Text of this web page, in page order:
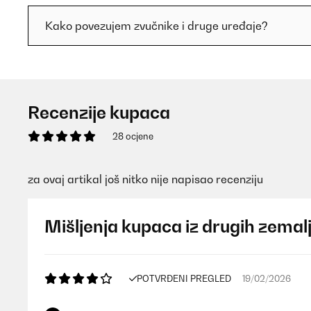
Kako povezujem zvučnike i druge uređaje?
Recenzije kupaca
28 ocjene
za ovaj artikal još nitko nije napisao recenziju
Mišljenja kupaca iz drugih
POTVRĐENI PREGLED 19/02/2026